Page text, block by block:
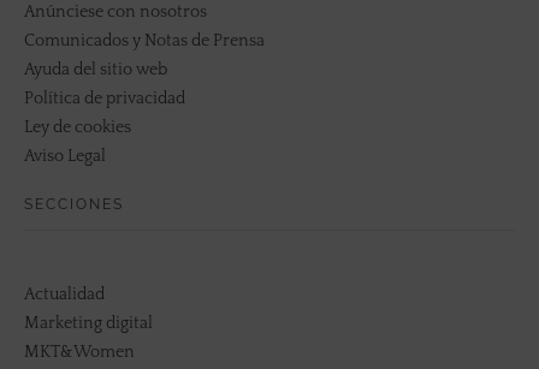
Anúnciese con nosotros
Comunicados y Notas de Prensa
Ayuda del sitio web
Política de privacidad
Ley de cookies
Aviso Legal
SECCIONES
Actualidad
Marketing digital
MKT&Women